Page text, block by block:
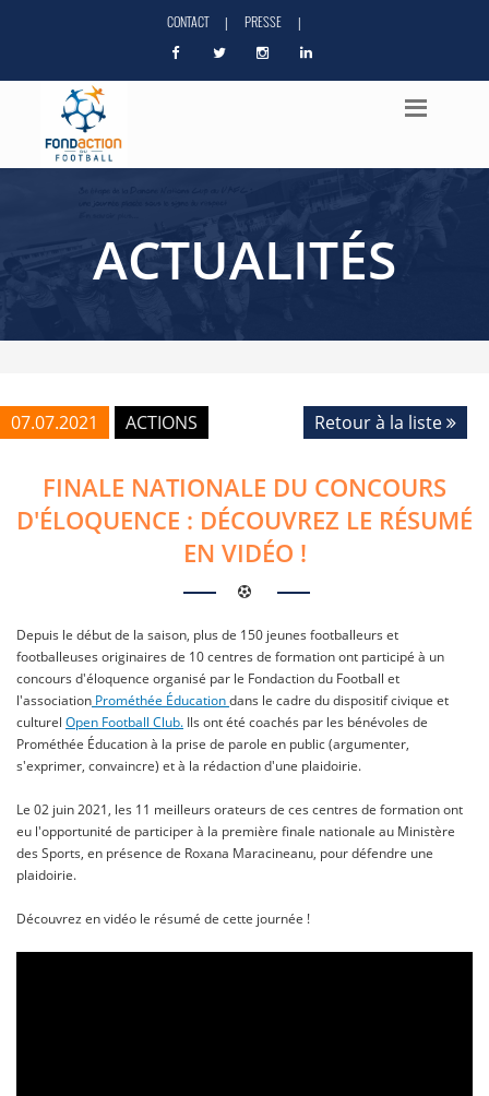
CONTACT | PRESSE |
ACTUALITÉS
07.07.2021 ACTIONS Retour à la liste
FINALE NATIONALE DU CONCOURS
D'ÉLOQUENCE : DÉCOUVREZ LE RÉSUMÉ
EN VIDÉO !
Depuis le début de la saison, plus de 150 jeunes footballeurs et
footballeuses originaires de 10 centres de formation ont participé à un
concours d'éloquence organisé par le Fondaction du Football et
l'association Prométhée Éducationdans le cadre du dispositif civique et
culturel Open Football Club. Ils ont été coachés par les bénévoles de
Prométhée Éducation à la prise de parole en public (argumenter,
s'exprimer, convaincre) et à la rédaction d'une plaidoirie.
Le 02 juin 2021, les 11 meilleurs orateurs de ces centres de formation ont
eu l'opportunité de participer à la première finale nationale au Ministère
des Sports, en présence de Roxana Maracineanu, pour défendre une
plaidoirie.
Découvrez en vidéo le résumé de cette journée !